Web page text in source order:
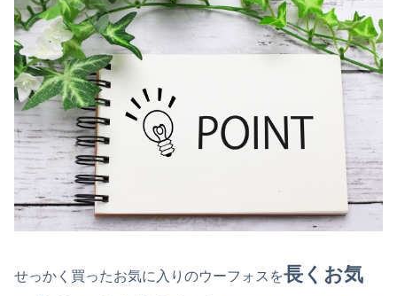
せっかく買ったお気に入りのウーフォスを長くお気